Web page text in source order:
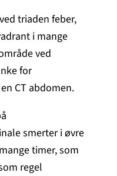
ved triaden feber,
i mange
ved
for
CT abdomen.
smerter i øvre
timer, som
regel